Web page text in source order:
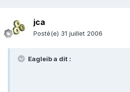
jca
Posté(e) 31 juillet 2006
Eagleib a dit :